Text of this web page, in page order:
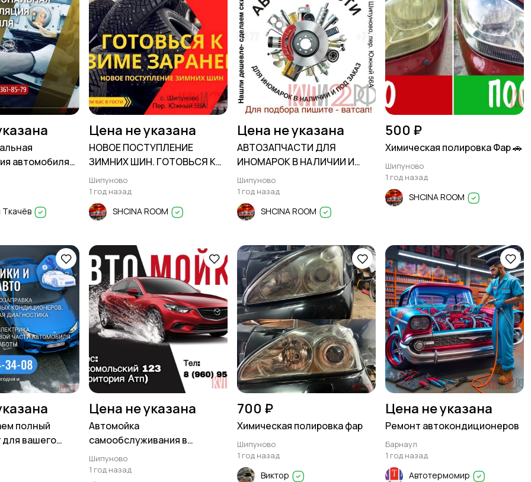
автомобиля
Цена не указана
НОВОЕ ПОСТУПЛЕНИЕ
ЗИМНИХ ШИН. ГОТОВЬСЯ К
ЗИМЕ ЗАРАНЕЕ
Шипуново
1 год назад
SHCINA ROOM
Цена не указана
АВТОЗАПЧАСТИ ДЛЯ
ИНОМАРОК В НАЛИЧИИ И
ПОД ЗАКАЗ
Шипуново
1 год назад
SHCINA ROOM
500 ₽
Химическая полировка Фар 🚗
Шипуново
1 год назад
SHCINA ROOM
полный
для вашего
Цена не указана
Автомойка
самообслуживания в
Шипуново
Шипуново
1 год назад
700 ₽
Химическая полировка фар
Шипуново
1 год назад
Виктор
Цена не указана
Ремонт автокондиционеров
Барнаул
1 год назад
Автотермомир